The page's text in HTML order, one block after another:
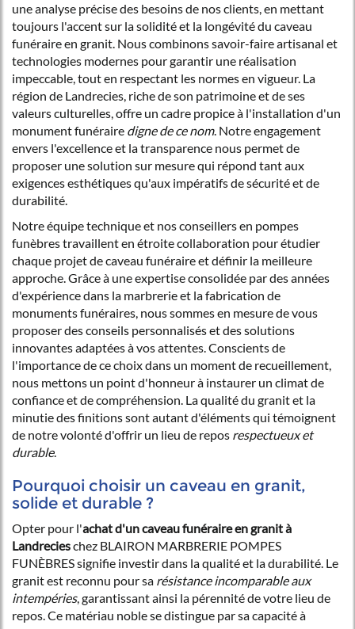
une analyse précise des besoins de nos clients, en mettant
toujours l'accent sur la solidité et la longévité du caveau
funéraire en granit. Nous combinons savoir-faire artisanal et
technologies modernes pour garantir une réalisation
impeccable, tout en respectant les normes en vigueur. La
région de Landrecies, riche de son patrimoine et de ses
valeurs culturelles, offre un cadre propice à l'installation d'un
monument funéraire digne de ce nom. Notre engagement
envers l'excellence et la transparence nous permet de
proposer une solution sur mesure qui répond tant aux
exigences esthétiques qu'aux impératifs de sécurité et de
durabilité.
Notre équipe technique et nos conseillers en pompes
funèbres travaillent en étroite collaboration pour étudier
chaque projet de caveau funéraire et définir la meilleure
approche. Grâce à une expertise consolidée par des années
d'expérience dans la marbrerie et la fabrication de
monuments funéraires, nous sommes en mesure de vous
proposer des conseils personnalisés et des solutions
innovantes adaptées à vos attentes. Conscients de
l'importance de ce choix dans un moment de recueillement,
nous mettons un point d'honneur à instaurer un climat de
confiance et de compréhension. La qualité du granit et la
minutie des finitions sont autant d'éléments qui témoignent
de notre volonté d'offrir un lieu de repos respectueux et
durable.
Pourquoi choisir un caveau en granit,
solide et durable ?
Opter pour l'achat d'un caveau funéraire en granit à
Landrecieschez BLAIRON MARBRERIE POMPES
FUNÈBRES signifie investir dans la qualité et la durabilité. Le
granit est reconnu pour sa résistance incomparable aux
intempéries, garantissant ainsi la pérennité de votre lieu de
repos. Ce matériau noble se distingue par sa capacité à